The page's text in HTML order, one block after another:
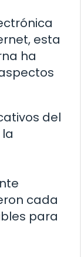
esta
ha
del
cada
para